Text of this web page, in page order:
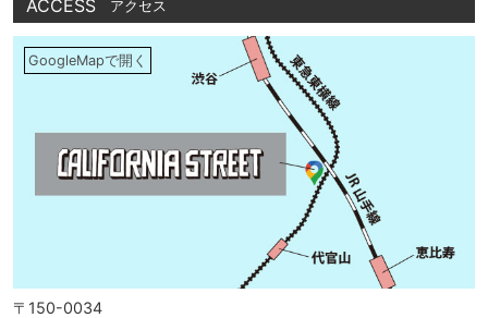
ACCESS アクセス
GoogleMapで開く
〒150-0034